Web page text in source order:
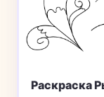
Раскраска